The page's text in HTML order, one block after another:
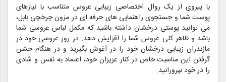
با پیروی از یک روال اختصاصی زیبایی عروس متناسب با نیازهای
پوست شما و جستجوی راهنمایی های حرفه ای در مزون چرخچی بابل،
می توانید پوستی درخشان داشته باشید که مکمل لباس عروسی شما
باشد و ظاهر کلی عروس شما را افزایش دهد. در روز عروسی خود در
مازندران زیبایی درخشان خود را در آغوش بگیرید و در هنگام جشن
گرفتن این مناسبت خاص در کنار عزیزان خود، اعتماد به نفس و شادی
را در خود بپرورانید.